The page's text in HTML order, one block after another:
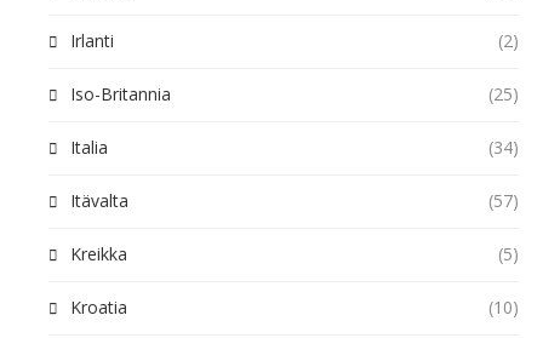
Irlanti (2)
Iso-Britannia (25)
Italia (34)
Itävalta (57)
Kreikka (5)
Kroatia (10)